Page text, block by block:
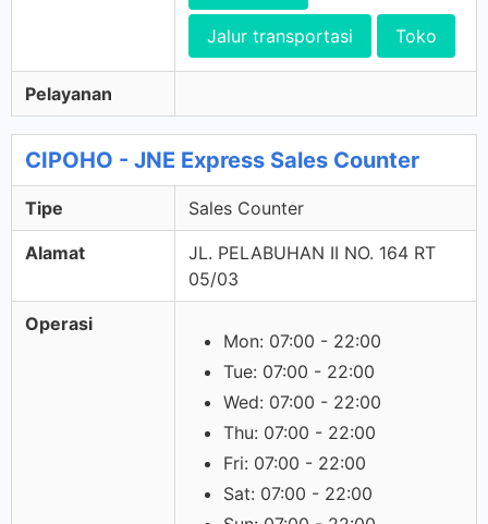
Jalur transportasi Toko
Pelayanan
CIPOHO - JNE Express Sales Counter
Tipe Sales Counter
Alamat
JL. PELABUHAN II NO. 164 RT
05/03
Operasi
Mon: 07:00 - 22:00
Tue: 07:00 - 22:00
Wed: 07:00 - 22:00
Thu: 07:00 - 22:00
Fri: 07:00 - 22:00
Sat: 07:00 - 22:00